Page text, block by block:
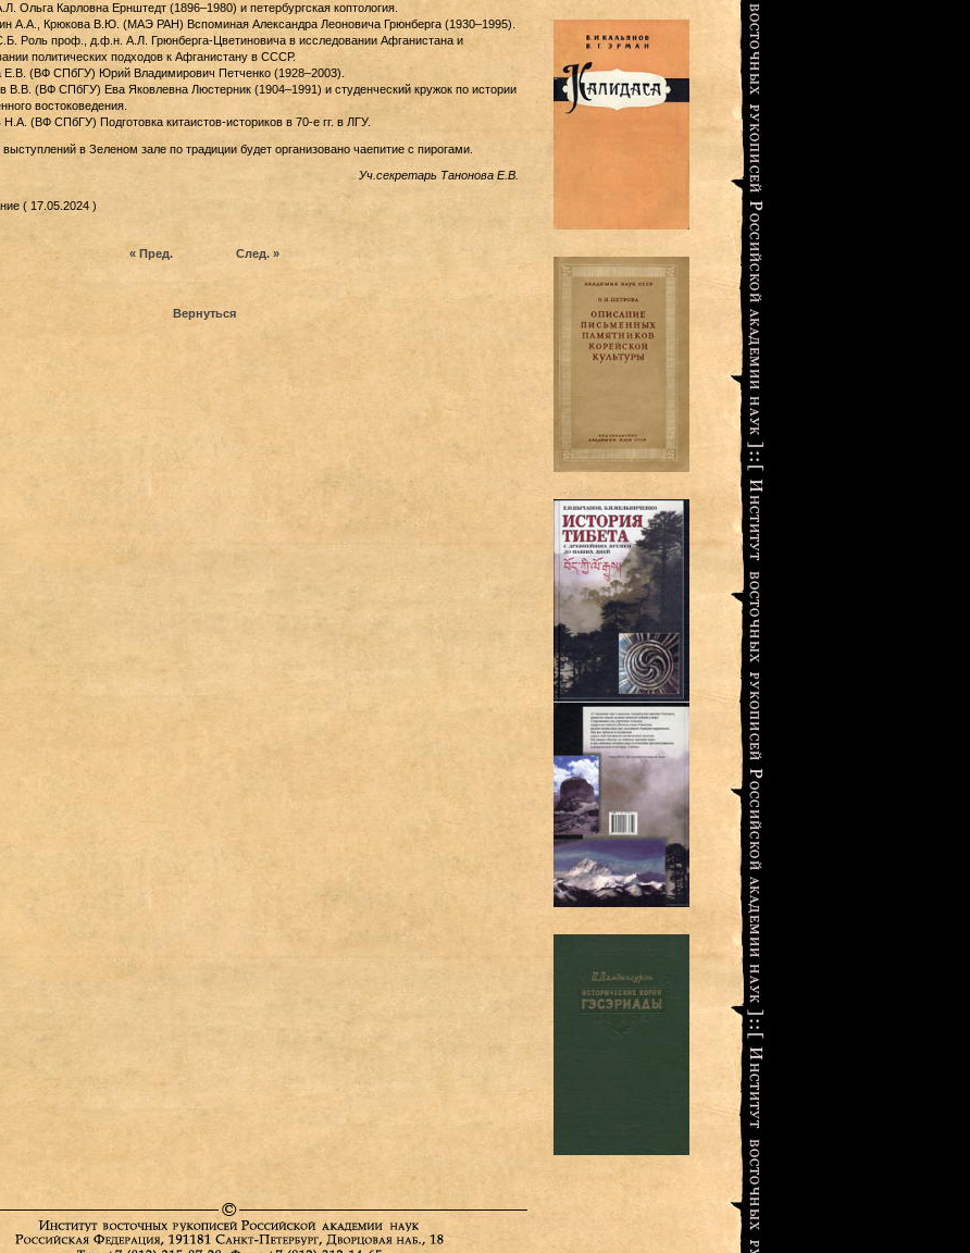
Ольга Карловна Ернштедт (1896–1980) и петербургская коптология.
А.А., Крюкова В.Ю. (МАЭ РАН) Вспоминая Александра Леоновича Грюнберга (1930–1995).
Роль проф., д.ф.н. А.Л. Грюнберга-Цветиновича в исследовании Афганистана и
политических подходов к Афганистану в СССР.
Е.В. (ВФ СПбГУ) Юрий Владимирович Петченко (1928–2003).
В.В. (ВФ СПбГУ) Ева Яковлевна Люстерник (1904–1991) и студенческий кружок по истории
востоковедения.
(ВФ СПбГУ) Подготовка китаистов-историков в 70-е гг. в ЛГУ.
в Зеленом зале по традиции будет организовано чаепитие с пирогами.
Уч.секретарь Танонова Е.В.
( 17.05.2024 )
« Пред. След. »
Вернуться